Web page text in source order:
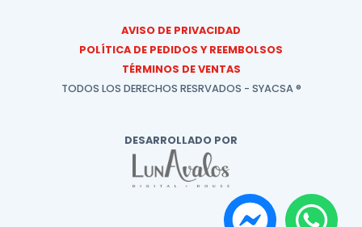
AVISO DE PRIVACIDAD
POLÍTICA DE PEDIDOS Y REEMBOLSOS
TÉRMINOS DE VENTAS
TODOS LOS DERECHOS RESRVADOS - SYACSA ®
DESARROLLADO POR